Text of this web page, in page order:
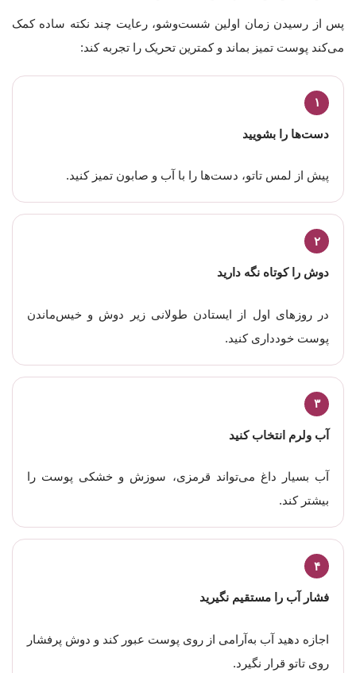
پس از رسیدن زمان اولین شست‌وشو، رعایت چند نکته ساده کمک
می‌کند پوست تمیز بماند و کمترین تحریک را تجربه کند:
۱
دست‌ها را بشویید
پیش از لمس تاتو، دست‌ها را با آب و صابون تمیز کنید.
۲
دوش را کوتاه نگه دارید
در روزهای اول از ایستادن طولانی زیر دوش و خیس‌ماندن
پوست خودداری کنید.
۳
آب ولرم انتخاب کنید
آب بسیار داغ می‌تواند قرمزی، سوزش و خشکی پوست را
بیشتر کند.
۴
فشار آب را مستقیم نگیرید
اجازه دهید آب به‌آرامی از روی پوست عبور کند و دوش پرفشار
روی تاتو قرار نگیرد.